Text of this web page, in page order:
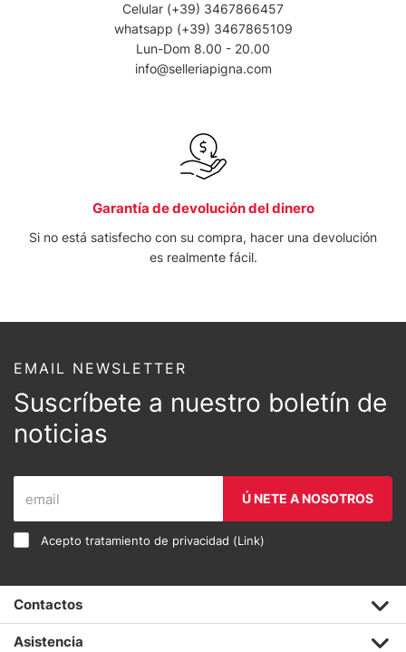
Celular (+39) 3467866457
whatsapp (+39) 3467865109
Lun-Dom 8.00 - 20.00
info@selleriapigna.com
Garantía de devolución del dinero
Si no está satisfecho con su compra, hacer una devolución
es realmente fácil.
EMAIL NEWSLETTER
Suscríbete a nuestro boletín de
noticias
Ú NETE A NOSOTROS
Acepto tratamiento de privacidad (Link)
Contactos
Asistencia